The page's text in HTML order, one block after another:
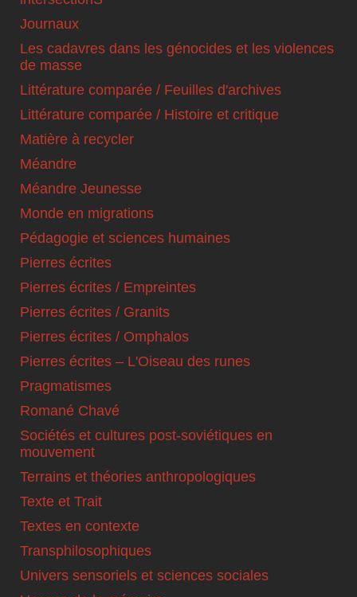
Journaux
Les cadavres dans les génocides et les violences
de masse
Littérature comparée / Feuilles d'archives
Littérature comparée / Histoire et critique
Matière à recycler
Méandre
Méandre Jeunesse
Monde en migrations
Pédagogie et sciences humaines
Pierres écrites
Pierres écrites / Empreintes
Pierres écrites / Granits
Pierres écrites / Omphalos
Pierres écrites – L'Oiseau des runes
Pragmatismes
Romané Chavé
Sociétés et cultures post-soviétiques en
mouvement
Terrains et théories anthropologiques
Texte et Trait
Textes en contexte
Transphilosophiques
Univers sensoriels et sciences sociales